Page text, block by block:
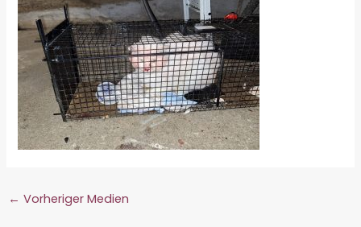
← Vorheriger Medien